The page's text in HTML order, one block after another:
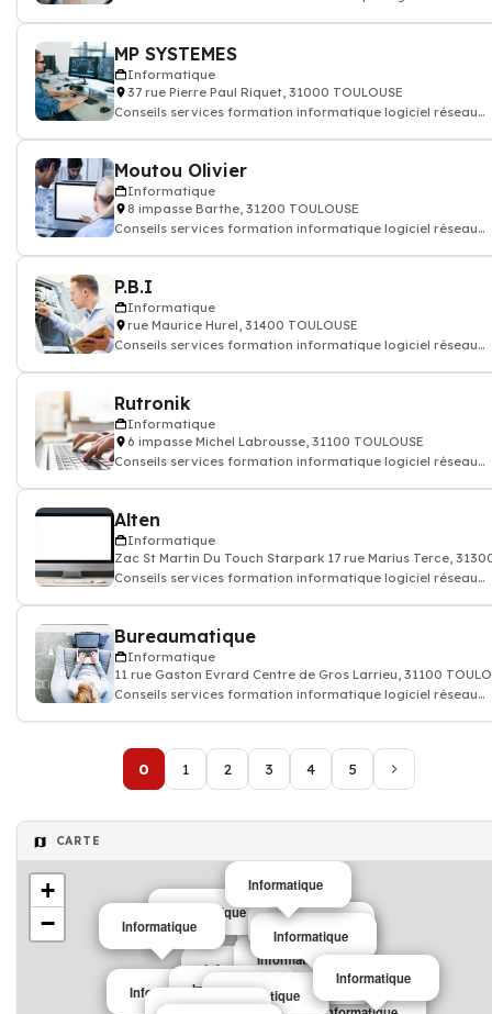
MP SYSTEMES
Informatique
37 rue Pierre Paul Riquet, 31000 TOULOUSE
Conseils services formation informatique logiciel réseau
Moutou Olivier
Informatique
8 impasse Barthe, 31200 TOULOUSE
Conseils services formation informatique logiciel réseau
P.B.I
Informatique
rue Maurice Hurel, 31400 TOULOUSE
Conseils services formation informatique logiciel réseau
Rutronik
Informatique
6 impasse Michel Labrousse, 31100 TOULOUSE
Conseils services formation informatique logiciel réseau
Alten
Informatique
Zac St Martin Du Touch Starpark 17 rue Marius Terce,
Conseils services formation informatique logiciel réseau
Bureaumatique
Informatique
11 rue Gaston Evrard Centre de Gros Larrieu, 31100
Conseils services formation informatique logiciel réseau
0 1 2 3 4 5
CARTE
Informatique
Informatique
Informatique
Informatique
Informatique
Informatique
InformatiqueInformatique
Informatique
Informatique
Informatique
Informatique
Informatique
Informatique
+
−